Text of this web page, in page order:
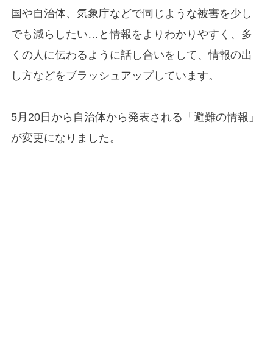
国や自治体、気象庁などで同じような被害を少し
でも減らしたい…と情報をよりわかりやすく、多
くの人に伝わるように話し合いをして、情報の出
し方などをブラッシュアップしています。
5月20日から自治体から発表される「避難の情報」
が変更になりました。